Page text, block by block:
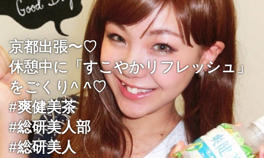
京都出張〜♡
休憩中に「すこやかリフレッシュ」
をごくり^ ^♡
#爽健美茶
#総研美人部
#総研美人